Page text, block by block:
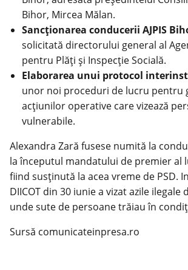
Bihor, Mircea Mălan.
Sancționarea conducerii AJPIS
solicitată directorului general al
pentru Plăți și Inspecție Socială.
Elaborarea unui protocol
unor noi proceduri de lucru pentru
acțiunilor operative care vizează
vulnerabile.
Alexandra Zară fusese numită la
la începutul mandatului de premier al
fiind susținută la acea vreme de PSD.
DIICOT din 30 iunie a vizat azile
unde sute de persoane trăiau în
Sursă comunicateinpresa.ro